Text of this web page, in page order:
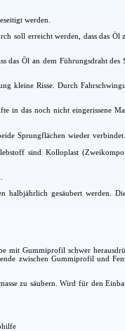
werden.
soll erreicht werden, dass das Öl
das Öl an dem Führungsdraht des
kleine Risse. Durch
in das noch nicht eingerissene
Sprungflächen wieder
sind Kolloplast
halbjährlich gesäubert werden.
mit Gummiprofil schwer
zwischen Gummiprofil und
zu säubern. Wird für den